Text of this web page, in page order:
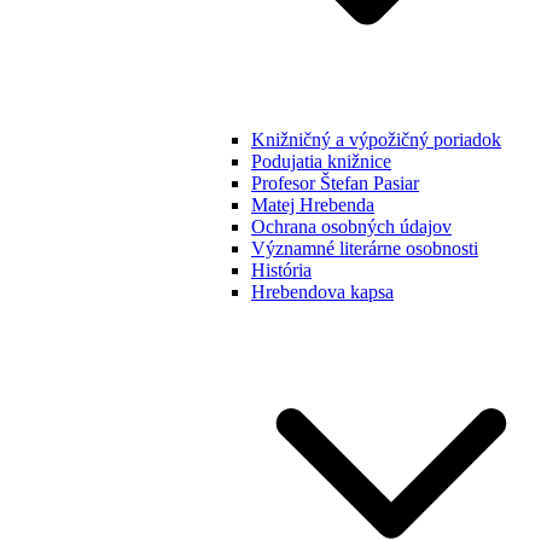
Knižničný a výpožičný poriadok
Podujatia knižnice
Profesor Štefan Pasiar
Matej Hrebenda
Ochrana osobných údajov
Významné literárne osobnosti
História
Hrebendova kapsa